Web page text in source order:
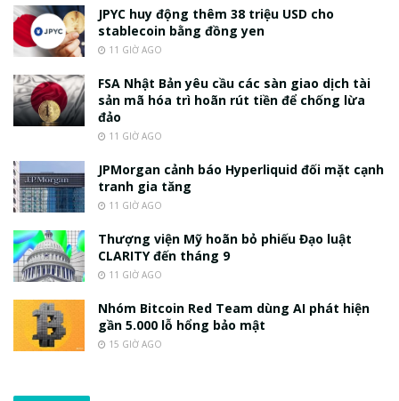
JPYC huy động thêm 38 triệu USD cho
stablecoin bằng đồng yen
11 GIỜ AGO
FSA Nhật Bản yêu cầu các sàn giao dịch tài
sản mã hóa trì hoãn rút tiền để chống lừa
đảo
11 GIỜ AGO
JPMorgan cảnh báo Hyperliquid đối mặt cạnh
tranh gia tăng
11 GIỜ AGO
Thượng viện Mỹ hoãn bỏ phiếu Đạo luật
CLARITY đến tháng 9
11 GIỜ AGO
Nhóm Bitcoin Red Team dùng AI phát hiện
gần 5.000 lỗ hổng bảo mật
15 GIỜ AGO